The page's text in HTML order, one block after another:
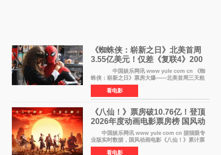
《蜘蛛侠：崭新之日》北美首周
3.55亿美元！仅差《复联4》200
万 影史第二全球开画
中国娱乐网讯 www yule com cn 《蜘
蛛侠：崭新之日》票房大爆——北美首周三天粗
报3 55亿美元，仅比影史最高北美开画《复仇者
联盟4：终局之战》的3 571亿美元少200万出头，
精报调整后仍
看电影
《八仙！》票房破10.76亿！登顶
2026年度动画电影票房榜 国风动
画逆袭暑期档
中国娱乐网讯 www yule com cn 据猫眼专
业版实时数据，国风动画电影《八仙！》累计票
房突破10 76亿元，超过《熊出没·年年有熊》，
暂列2026年度动画影片票房榜冠军。该片自暑期
看电影